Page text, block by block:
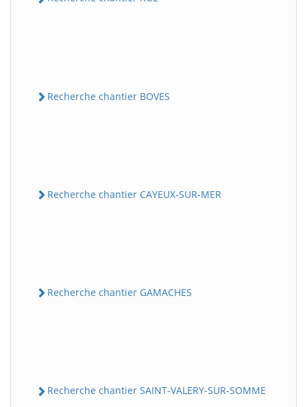
Recherche chantier BOVES
Recherche chantier CAYEUX-SUR-MER
Recherche chantier GAMACHES
Recherche chantier SAINT-VALERY-SUR-SOMME